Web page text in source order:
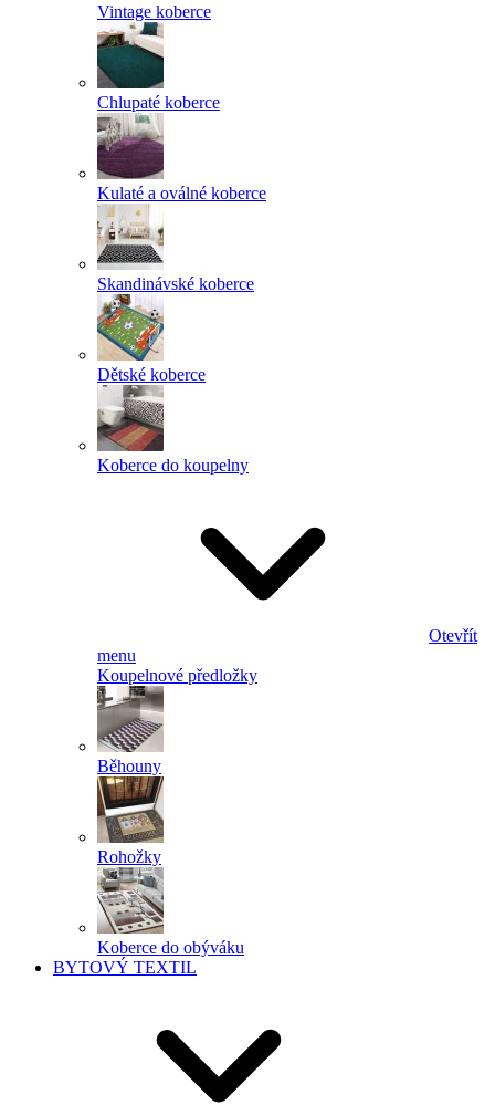
Vintage koberce
Chlupaté koberce
Kulaté a oválné koberce
Skandinávské koberce
Dětské koberce
Koberce do koupelny
Otevřít
menu
Koupelnové předložky
Běhouny
Rohožky
Koberce do obýváku
BYTOVÝ TEXTIL